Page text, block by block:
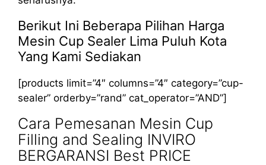
Berikut Ini Beberapa Pilihan Harga
Mesin Cup Sealer Lima Puluh Kota
Yang Kami Sediakan
[products limit=”4″ columns=”4″ category=”cup-
sealer” orderby=”rand” cat_operator=”AND”]
Cara Pemesanan Mesin Cup
Filling and Sealing INVIRO
BERGARANSI Best PRICE